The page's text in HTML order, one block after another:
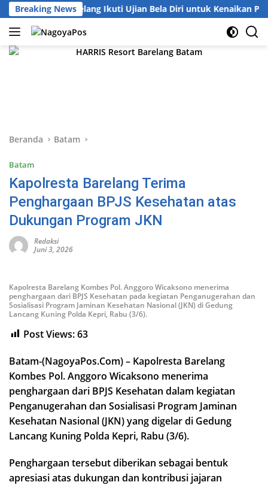
Langsung
ke
konten
Breaking News
Polresta Barelang Ikuti Ujian Bela Diri untuk Kenaikan Pangkat
Beranda Batam
Batam
Kapolresta Barelang Terima
Penghargaan BPJS Kesehatan atas
Dukungan Program JKN
Redaksi
Juni 3, 2026
Kapolresta Barelang Kombes Pol. Anggoro Wicaksono menerima
penghargaan dari BPJS Kesehatan pada kegiatan Penganugerahan dan
Sosialisasi Program Jaminan Kesehatan Nasional (JKN) di Gedung
Lancang Kuning Polda Kepri, Rabu (3/6).
Post Views:63
Batam-(NagoyaPos.Com) – Kapolresta Barelang
Kombes Pol. Anggoro Wicaksono menerima
penghargaan dari BPJS Kesehatan dalam kegiatan
Penganugerahan dan Sosialisasi Program Jaminan
Kesehatan Nasional (JKN) yang digelar di Gedung
Lancang Kuning Polda Kepri, Rabu (3/6).
Penghargaan tersebut diberikan sebagai bentuk
apresiasi atas dukungan dan kontribusi jajaran